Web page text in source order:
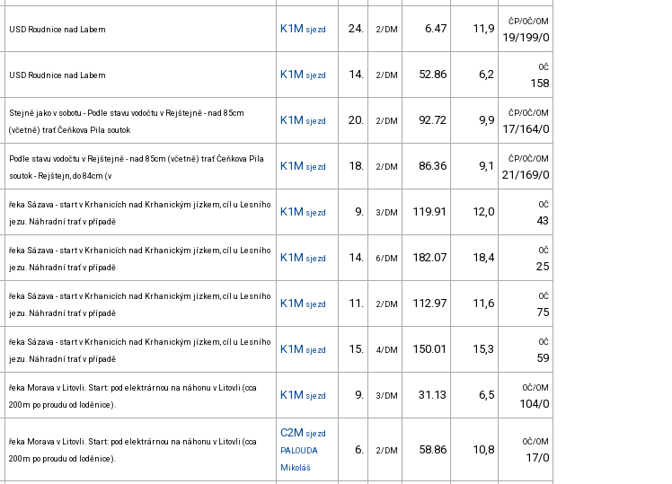
USD Roudnice nad Labem K1M sjezd 24. 2/DM 6.47 11,9 ČP/OČ/OM
19/199/0
USD Roudnice nad Labem K1M sjezd 14. 2/DM 52.86 6,2 OČ
158
Stejně jako v sobotu - Podle stavu vodočtu v Rejštejně - nad 85cm
(včetně) trať Čeňkova Pila soutok
K1M sjezd 20. 2/DM 92.72 9,9 ČP/OČ/OM
17/164/0
Podle stavu vodočtu v Rejštejně - nad 85cm (včetně) trať Čeňkova Pila
soutok - Rejštejn, do 84cm (v
K1M sjezd 18. 2/DM 86.36 9,1 ČP/OČ/OM
21/169/0
řeka Sázava - start v Krhanicích nad Krhanickým jízkem, cíl u Lesního
jezu. Náhradní trať v případě
K1M sjezd 9. 3/DM 119.91 12,0 OČ
43
řeka Sázava - start v Krhanicích nad Krhanickým jízkem, cíl u Lesního
jezu. Náhradní trať v případě
K1M sjezd 14. 6/DM 182.07 18,4 OČ
25
řeka Sázava - start v Krhanicích nad Krhanickým jízkem, cíl u Lesního
jezu. Náhradní trať v případě
K1M sjezd 11. 2/DM 112.97 11,6 OČ
75
řeka Sázava - start v Krhanicích nad Krhanickým jízkem, cíl u Lesního
jezu. Náhradní trať v případě
K1M sjezd 15. 4/DM 150.01 15,3 OČ
59
řeka Morava v Litovli. Start: pod elektrárnou na náhonu v Litovli (cca
200m po proudu od loděnice).
K1M sjezd 9. 3/DM 31.13 6,5 OČ/OM
104/0
řeka Morava v Litovli. Start: pod elektrárnou na náhonu v Litovli (cca
200m po proudu od loděnice).
C2M sjezd
PALOUDA
Mikoláš
6. 2/DM 58.86 10,8
OČ/OM
17/0